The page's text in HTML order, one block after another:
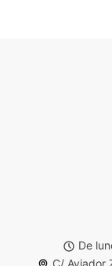
De
C/ Aviador